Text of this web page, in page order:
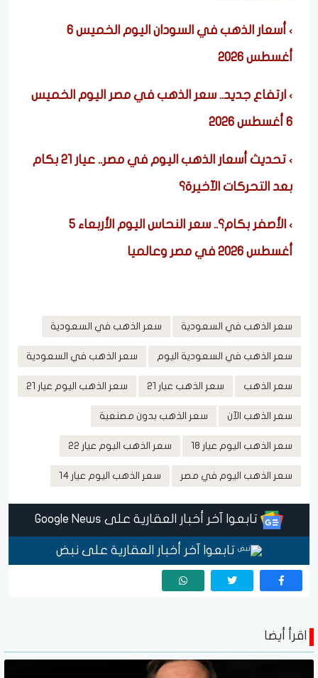
أسعار الذهب في السودان اليوم الخميس 6
أغسطس 2026
ارتفاع جديد.. سعر الذهب في مصر اليوم الخميس
6 أغسطس 2026
تحديث أسعار الذهب اليوم في مصر.. عيار 21 بكام
بعد التحركات الآخيرة؟
الأصفر بكام؟.. سعر النحاس اليوم الأربعاء 5
أغسطس 2026 في مصر وعالميا
سعر الذهب في السعودية سعر الذهب في السعودية
سعر الذهب في السعودية اليوم سعر الذهب في السعودية
سعر الذهب سعر الذهب عيار 21 سعر الذهب اليوم عيار 21
سعر الذهب الآن سعر الذهب بدون مصنعية
سعر الذهب اليوم عيار 18 سعر الذهب اليوم عيار 22
سعر الذهب اليوم في مصر سعر الذهب اليوم عيار 14
تابعوا آخر أخبار العقارية على Google News
تابعوا آخر أخبار العقارية على نبض
اقرأ أيضا